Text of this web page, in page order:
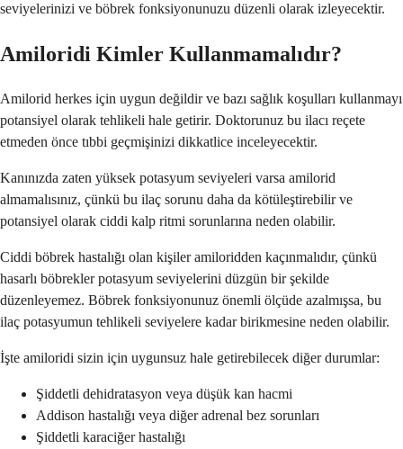
seviyelerinizi ve böbrek fonksiyonunuzu düzenli olarak izleyecektir.
Amiloridi Kimler Kullanmamalıdır?
Amilorid herkes için uygun değildir ve bazı sağlık koşulları kullanmayı
potansiyel olarak tehlikeli hale getirir. Doktorunuz bu ilacı reçete
etmeden önce tıbbi geçmişinizi dikkatlice inceleyecektir.
Kanınızda zaten yüksek potasyum seviyeleri varsa amilorid
almamalısınız, çünkü bu ilaç sorunu daha da kötüleştirebilir ve
potansiyel olarak ciddi kalp ritmi sorunlarına neden olabilir.
Ciddi böbrek hastalığı olan kişiler amiloridden kaçınmalıdır, çünkü
hasarlı böbrekler potasyum seviyelerini düzgün bir şekilde
düzenleyemez. Böbrek fonksiyonunuz önemli ölçüde azalmışsa, bu
ilaç potasyumun tehlikeli seviyelere kadar birikmesine neden olabilir.
İşte amiloridi sizin için uygunsuz hale getirebilecek diğer durumlar:
Şiddetli dehidratasyon veya düşük kan hacmi
Addison hastalığı veya diğer adrenal bez sorunları
Şiddetli karaciğer hastalığı